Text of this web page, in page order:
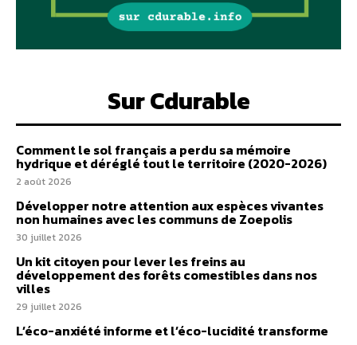
Sur Cdurable
Comment le sol français a perdu sa mémoire
hydrique et déréglé tout le territoire (2020-2026)
2 août 2026
Développer notre attention aux espèces vivantes
non humaines avec les communs de Zoepolis
30 juillet 2026
Un kit citoyen pour lever les freins au
développement des forêts comestibles dans nos
villes
29 juillet 2026
L’éco-anxiété informe et l’éco-lucidité transforme